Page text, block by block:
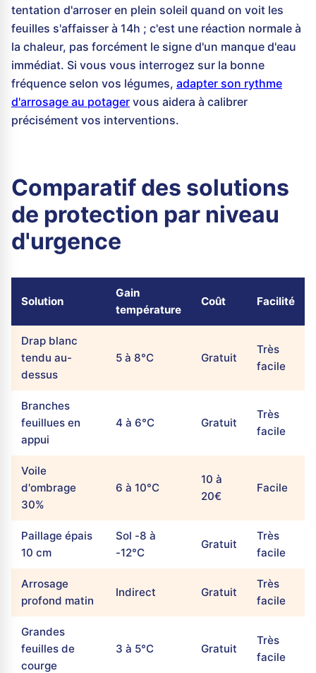
tentation d'arroser en plein soleil quand on voit les
feuilles s'affaisser à 14h ; c'est une réaction normale à
la chaleur, pas forcément le signe d'un manque d'eau
immédiat. Si vous vous interrogez sur la bonne
fréquence selon vos légumes, adapter son rythme
d'arrosage au potager vous aidera à calibrer
précisément vos interventions.
Comparatif des solutions
de protection par niveau
d'urgence
Solution
Gain
température
Coût Facilité
Drap blanc
tendu au-
dessus
5 à 8°C Gratuit
Très
facile
Branches
feuillues en
appui
4 à 6°C Gratuit
Très
facile
Voile
d'ombrage
30%
6 à 10°C
10 à
20€
Facile
Paillage épais
10 cm
Sol -8 à
-12°C
Gratuit
Très
facile
Arrosage
profond matin
Indirect Gratuit
Très
facile
Grandes
feuilles de
courge
3 à 5°C Gratuit
Très
facile